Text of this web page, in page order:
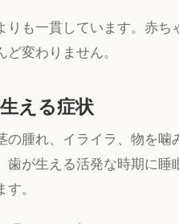
りも一貫しています。赤
変わりません。
える症状
の腫れ、イライラ、物を噛
歯が生える活発な時期に
。